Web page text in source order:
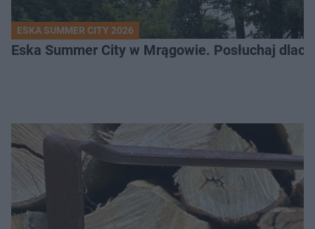
ESKA SUMMER CITY 2026
Eska Summer City w Mrągowie. Posłuchaj